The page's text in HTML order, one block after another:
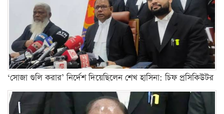
‘সোজা গুলি করার’ নির্দেশ দিয়েছিলেন শেখ হাসিনা: চিফ প্রসিকিউটর